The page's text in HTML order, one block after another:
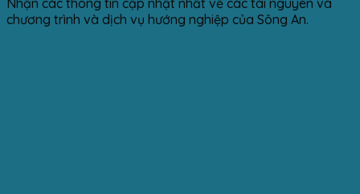
chương trình và dịch vụ hướng nghiệp của Sông An.